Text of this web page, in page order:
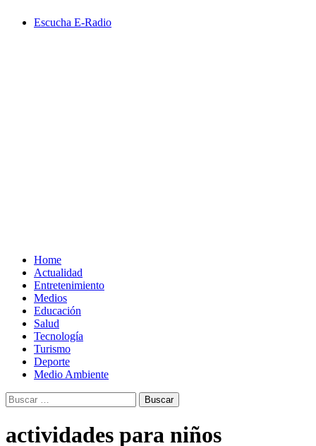
Escucha E-Radio
Home
Actualidad
Entretenimiento
Medios
Educación
Salud
Tecnología
Turismo
Deporte
Medio Ambiente
Buscar:
actividades para niños